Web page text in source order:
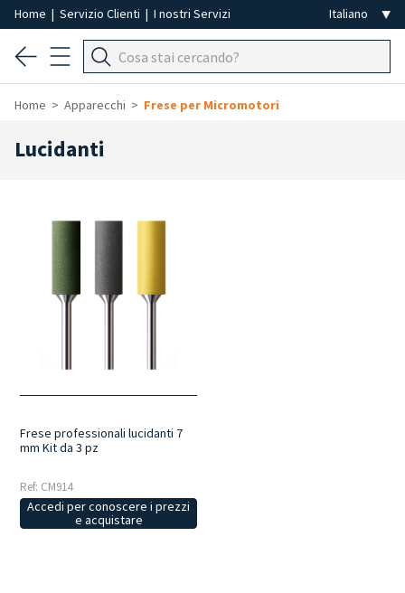
Home | Servizio Clienti | I nostri Servizi
Home Apparecchi Frese per Micromotori
Lucidanti
Frese professionali lucidanti 7
mm Kit da 3 pz
Ref: CM914
Accedi per conoscere i prezzi
e acquistare